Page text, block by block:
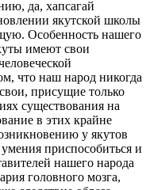
да, хапсагай
якутской школы
Особенность нашего
имеют свои
что наш народ никогда
присущие только
существования на
в этих крайне
у якутов
приспособиться и
нашего народа
головного мозга,